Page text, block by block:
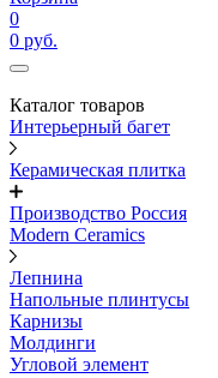
0
0 руб.
Каталог товаров
Интерьерный багет
Керамическая плитка
Производство Россия
Modern Ceramics
Лепнина
Напольные плинтусы
Карнизы
Молдинги
Угловой элемент